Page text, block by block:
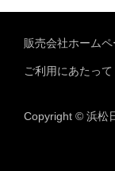
販売会社ホームペ
ご利用にあたって
Copyright © 浜松